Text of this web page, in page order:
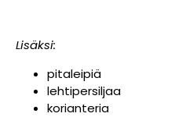
Lisäksi:
pitaleipiä
lehtipersiljaa
korianteria